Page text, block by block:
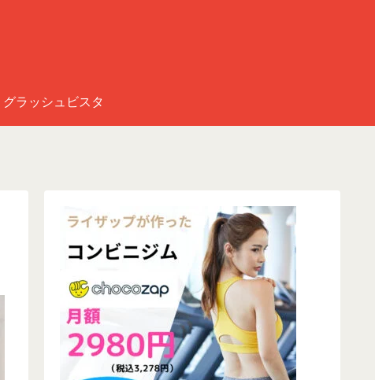
グラッシュビスタ